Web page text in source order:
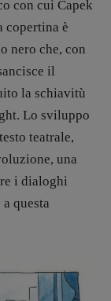
con cui Čapek
copertina è
nero che, con
il
la schiavitù
Lo sviluppo
teatrale,
una
i dialoghi
questa